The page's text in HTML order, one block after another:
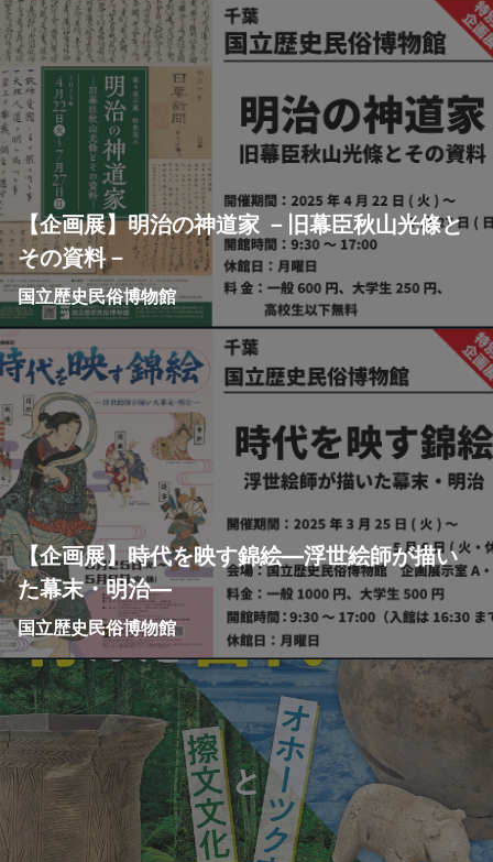
【企画展】明治の神道家 －旧幕臣秋山光條と
その資料－
国立歴史民俗博物館
【企画展】時代を映す錦絵—浮世絵師が描い
た幕末・明治—
国立歴史民俗博物館